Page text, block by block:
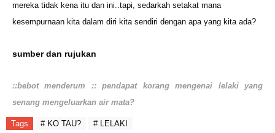
mereka tidak kena itu dan ini..tapi, sedarkah setakat mana
kesempurnaan kita dalam diri kita sendiri dengan apa yang kita ada?
sumber dan rujukan
::bebot menderum :: pendapat korang mengenai lelaki yang
senang mengeluarkan air mata?
Tags # KO TAU? # LELAKI